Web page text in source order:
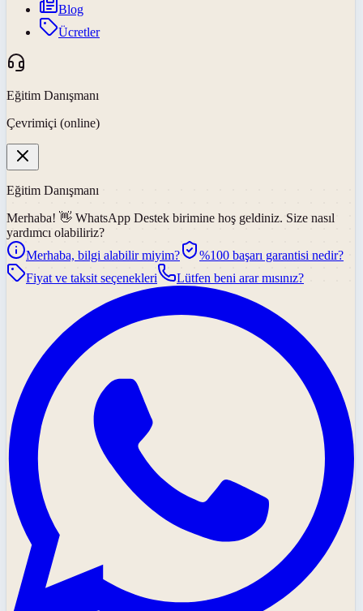
Blog
Ücretler
Eğitim Danışmanı
Çevrimiçi (online)
Eğitim Danışmanı
Merhaba! 👋 WhatsApp Destek birimine hoş geldiniz. Size nasıl
yardımcı olabiliriz?
Merhaba, bilgi alabilir miyim?
%100 başarı garantisi nedir?
Fiyat ve taksit seçenekleri
Lütfen beni arar mısınız?